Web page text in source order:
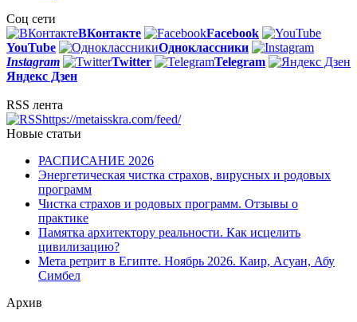
Соц сети
ВКонтакте
Facebook
YouTube
Одноклассники
Instagram
Twitter
Telegram
Яндекс Дзен
RSS лента
https://metaisskra.com/feed/
Новые статьи
РАСПИСАНИЕ 2026
Энергетическая чистка страхов, вирусных и родовых
программ
Чистка страхов и родовых программ. Отзывы о
практике
Памятка архитектору реальности. Как исцелить
цивилизацию?
Мета ретрит в Египте. Ноябрь 2026. Каир, Асуан, Абу
Симбел
Архив